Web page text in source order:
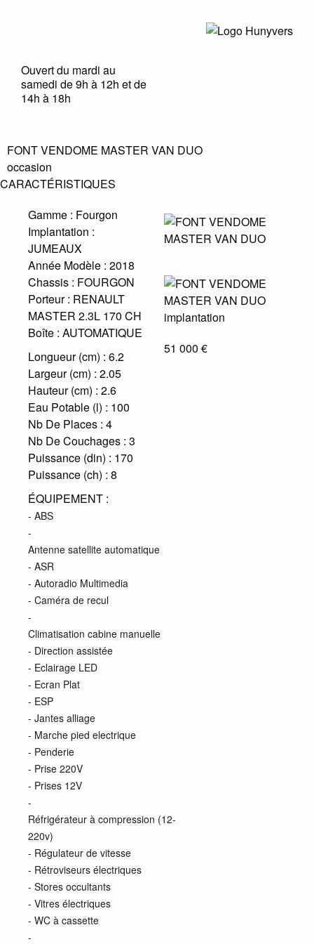
Ouvert du mardi au
samedi de 9h à 12h et de
14h à 18h
FONT VENDOME MASTER VAN DUO
occasion
CARACTÉRISTIQUES
Gamme : Fourgon
Implantation :
JUMEAUX
Année Modèle : 2018
Chassis : FOURGON
Porteur : RENAULT
MASTER 2.3L 170 CH
Boîte : AUTOMATIQUE
Longueur (cm) : 6.2
Largeur (cm) : 2.05
Hauteur (cm) : 2.6
Eau Potable (l) : 100
Nb De Places : 4
Nb De Couchages : 3
Puissance (din) : 170
Puissance (ch) : 8
ÉQUIPEMENT :
- ABS
-
Antenne satellite automatique
- ASR
- Autoradio Multimedia
- Caméra de recul
-
Climatisation cabine manuelle
- Direction assistée
- Eclairage LED
- Ecran Plat
- ESP
- Jantes alliage
- Marche pied electrique
- Penderie
- Prise 220V
- Prises 12V
-
Réfrigérateur à compression (12-
220v)
- Régulateur de vitesse
- Rétroviseurs électriques
- Stores occultants
- Vitres électriques
- WC à cassette
-
51 000 €